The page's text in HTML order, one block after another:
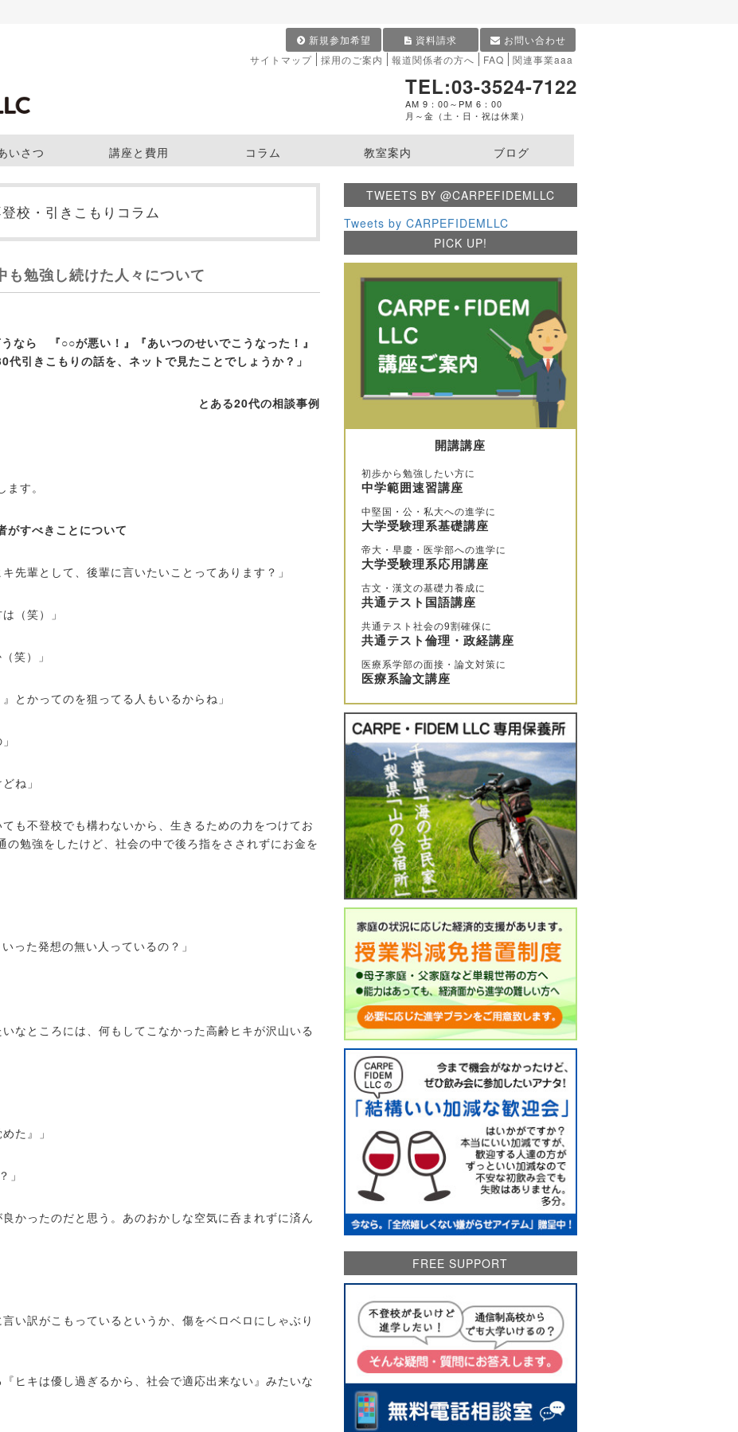
お問い合わせ
資料請求
新規参加希望
関連事業aaa
FAQ
報道関係者の方へ
採用のご案内
サイトマップ
TEL:03-3524-7122
AM 9：00～PM 6：00
月～金（土・日・祝は休業）
いさつ 講座と費用 コラム 教室案内 ブログ
校・引きこもりコラム
も勉強し続けた人々について
なら 『○○が悪い！』『あいつのせいでこうなった！』
代引きこもりの話を、ネットで見たことでしょうか？」
とある20代の相談事例
す。
がすべきことについて
先輩として、後輩に言いたいことってあります？」
（笑）」
笑）」
とかってのを狙ってる人もいるからね」
ね」
も不登校でも構わないから、生きるための力をつけてお
の勉強をしたけど、社会の中で後ろ指をさされずにお金を
った発想の無い人っているの？」
なところには、何もしてこなかった高齢ヒキが沢山いる
た』」
」
かったのだと思う。あのおかしな空気に呑まれずに済ん
い訳がこもっているというか、傷をベロベロにしゃぶり
ヒキは優し過ぎるから、社会で適応出来ない』みたいな
TWEETS BY @CARPEFIDEMLLC
Tweets by CARPEFIDEMLLC
PICK UP!
開講講座
初歩から勉強したい方に
中学範囲速習講座
中堅国・公・私大への進学に
大学受験理系基礎講座
帝大・早慶・医学部への進学に
大学受験理系応用講座
古文・漢文の基礎力養成に
共通テスト国語講座
共通テスト社会の9割確保に
共通テスト倫理・政経講座
医療系学部の面接・論文対策に
医療系論文講座
FREE SUPPORT